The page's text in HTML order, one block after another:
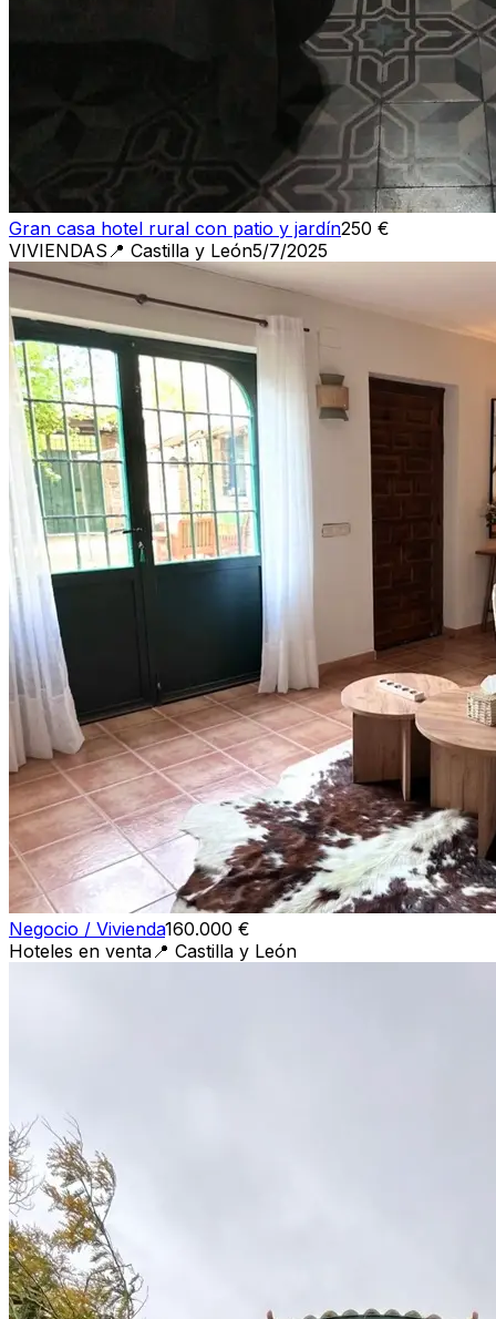
Gran casa hotel rural con patio y jardín250 €
VIVIENDAS 📍 Castilla y León5/7/2025
Negocio / Vivienda160.000 €
Hoteles en venta 📍 Castilla y León